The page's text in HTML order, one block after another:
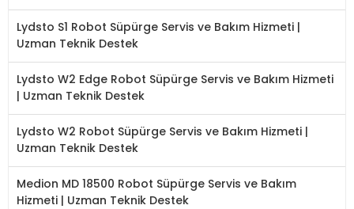
Lydsto S1 Robot Süpürge Servis ve Bakım Hizmeti |
Uzman Teknik Destek
Lydsto W2 Edge Robot Süpürge Servis ve Bakım Hizmeti
| Uzman Teknik Destek
Lydsto W2 Robot Süpürge Servis ve Bakım Hizmeti |
Uzman Teknik Destek
Medion MD 18500 Robot Süpürge Servis ve Bakım
Hizmeti | Uzman Teknik Destek